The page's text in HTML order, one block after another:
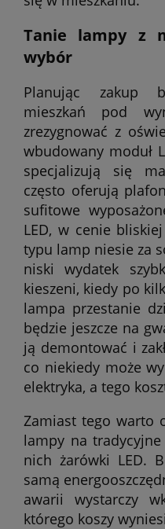
Tanie lampy z
wybór
Planując zakup
mieszkań pod
zrezygnować z
wbudowany moduł
specjalizują się
często oferują
sufitowe
LED, w cenie
typu lamp niesie za
niski wydatek
kieszeni, kiedy po
lampa przestanie
będzie jeszcze na
ją demontować i
co niekiedy może
elektryka, a tego
Zamiast tego warto
lampy na
nich żarówki LED.
samą
awarii wystarczy
którego koszy